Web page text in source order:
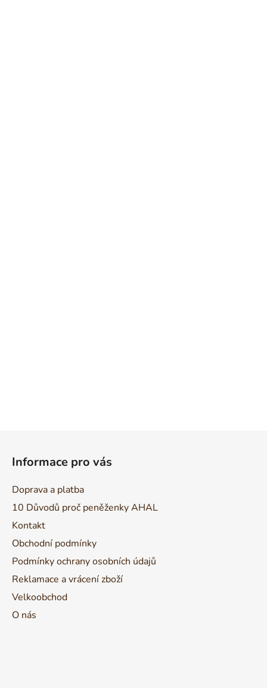
Informace pro vás
Doprava a platba
10 Důvodů proč peněženky AHAL
Kontakt
Obchodní podmínky
Podmínky ochrany osobních údajů
Reklamace a vrácení zboží
Velkoobchod
O nás